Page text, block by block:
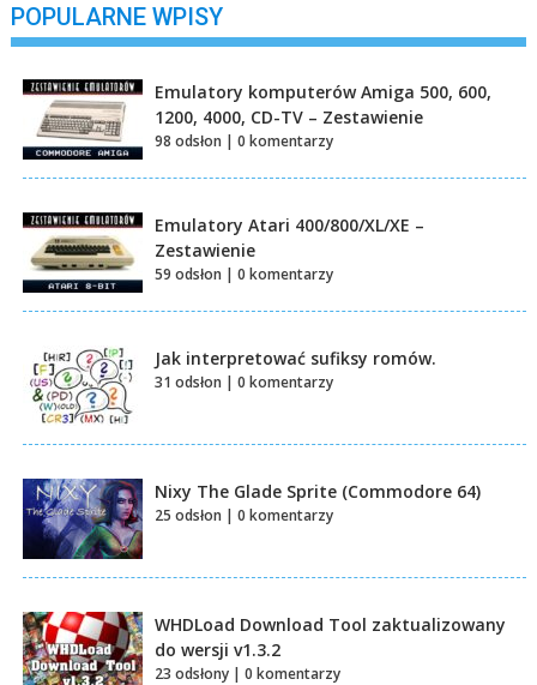
POPULARNE WPISY
Emulatory komputerów Amiga 500, 600,
1200, 4000, CD-TV – Zestawienie
98 odsłon |0 komentarzy
Emulatory Atari 400/800/XL/XE –
Zestawienie
59 odsłon |0 komentarzy
Jak interpretować sufiksy romów.
31 odsłon |0 komentarzy
Nixy The Glade Sprite (Commodore 64)
25 odsłon |0 komentarzy
WHDLoad Download Tool zaktualizowany
do wersji v1.3.2
23 odsłony |0 komentarzy